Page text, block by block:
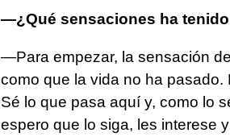
—¿Qué sensaciones ha tenido
—Para empezar, la sensación
como que la vida no ha
Sé lo que pasa aquí y, como lo
espero que lo siga, les interese